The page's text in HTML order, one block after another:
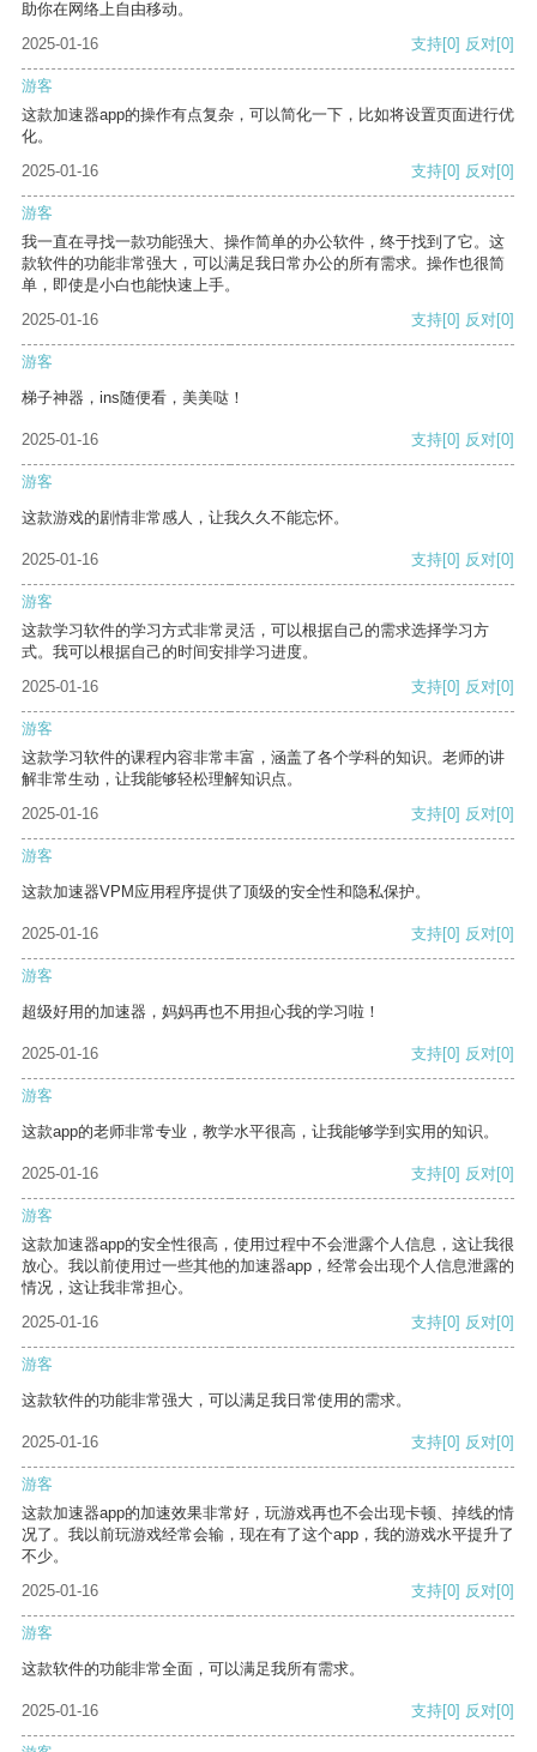
助你在网络上自由移动。
2025-01-16
支持[0] 反对[0]
游客
这款加速器app的操作有点复杂，可以简化一下，比如将设置页面进行优
化。
2025-01-16
支持[0] 反对[0]
游客
我一直在寻找一款功能强大、操作简单的办公软件，终于找到了它。这
款软件的功能非常强大，可以满足我日常办公的所有需求。操作也很简
单，即使是小白也能快速上手。
2025-01-16
支持[0] 反对[0]
游客
梯子神器，ins随便看，美美哒！
2025-01-16 支持[0] 反对[0]
游客
这款游戏的剧情非常感人，让我久久不能忘怀。
2025-01-16 支持[0] 反对[0]
游客
这款学习软件的学习方式非常灵活，可以根据自己的需求选择学习方
式。我可以根据自己的时间安排学习进度。
2025-01-16
支持[0] 反对[0]
游客
这款学习软件的课程内容非常丰富，涵盖了各个学科的知识。老师的讲
解非常生动，让我能够轻松理解知识点。
2025-01-16
支持[0] 反对[0]
游客
这款加速器VPM应用程序提供了顶级的安全性和隐私保护。
2025-01-16 支持[0] 反对[0]
游客
超级好用的加速器，妈妈再也不用担心我的学习啦！
2025-01-16 支持[0] 反对[0]
游客
这款app的老师非常专业，教学水平很高，让我能够学到实用的知识。
2025-01-16 支持[0] 反对[0]
游客
这款加速器app的安全性很高，使用过程中不会泄露个人信息，这让我很
放心。我以前使用过一些其他的加速器app，经常会出现个人信息泄露的
情况，这让我非常担心。
2025-01-16
支持[0] 反对[0]
游客
这款软件的功能非常强大，可以满足我日常使用的需求。
2025-01-16 支持[0] 反对[0]
游客
这款加速器app的加速效果非常好，玩游戏再也不会出现卡顿、掉线的情
况了。我以前玩游戏经常会输，现在有了这个app，我的游戏水平提升了
不少。
2025-01-16
支持[0] 反对[0]
游客
这款软件的功能非常全面，可以满足我所有需求。
2025-01-16 支持[0] 反对[0]